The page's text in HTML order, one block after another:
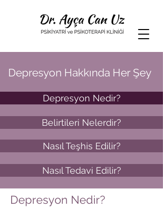
Depresyon Hakkında Her Şey
Depresyon Nedir?
Belirtileri Nelerdir?
Nasıl Teşhis Edilir?
Nasıl Tedavi Edilir?
Depresyon Nedir?